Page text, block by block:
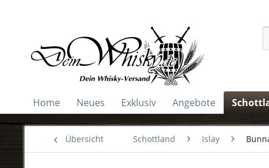
Home Neues Exklusiv Angebote
Übersicht Schottland Islay